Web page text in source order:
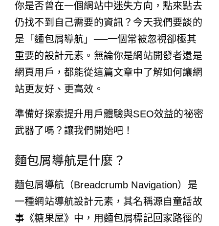
你是否曾在一個網站中迷失方向，點來點去
仍找不到自己需要的資訊？今天我們要談的
是「麵包屑導航」──一個常被忽視卻極其
重要的設計元素。無論你是網站開發者還是
網頁用戶，都能從這篇文章中了解如何讓網
站更友好、更高效。
準備好探索提升用戶體驗與SEO效益的祕密
武器了嗎？讓我們開始吧！
麵包屑導航是什麼？
麵包屑導航（Breadcrumb Navigation）是
一種網站導航設計元素，其名稱源自童話故
事《糖果屋》中，用麵包屑標記回家路徑的